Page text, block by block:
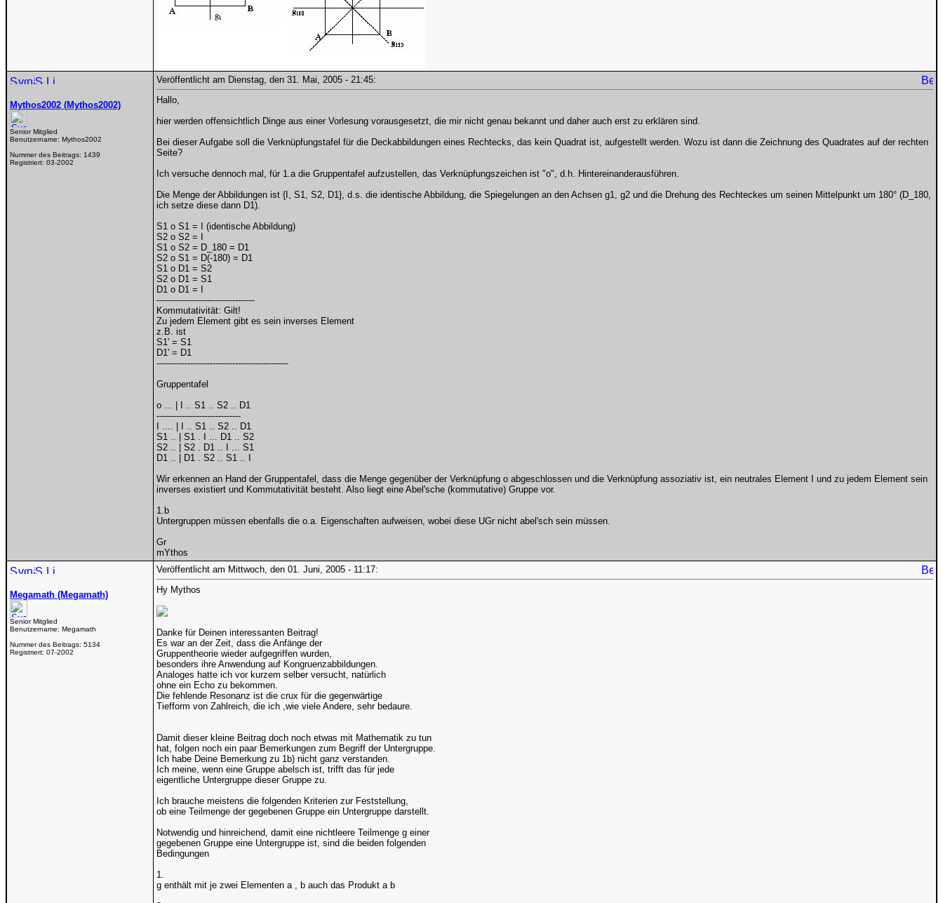
Mythos2002 (Mythos2002)
Senior Mitglied
Benutzername: Mythos2002
Nummer des Beitrags: 1439
Registriert: 03-2002
Veröffentlicht am Dienstag, den 31. Mai, 2005 - 21:45:
Hallo,
hier werden offensichtlich Dinge aus einer Vorlesung vorausgesetzt, die mir nicht genau bekannt und daher auch erst zu erklären sind.
Bei dieser Aufgabe soll die Verknüpfungstafel für die Deckabbildungen eines Rechtecks, das kein Quadrat ist, aufgestellt werden. Wozu ist dann die Zeichnung des Quadrates auf der rechten
Seite?
Ich versuche dennoch mal, für 1.a die Gruppentafel aufzustellen, das Verknüpfungszeichen ist "o", d.h. Hintereinanderausführen.
Die Menge der Abbildungen ist {I, S1, S2, D1}, d.s. die identische Abbildung, die Spiegelungen an den Achsen g1, g2 und die Drehung des Rechteckes um seinen Mittelpunkt um 180° (D_180,
ich setze diese dann D1).
S1 o S1 = I (identische Abbildung)
S2 o S2 = I
S1 o S2 = D_180 = D1
S2 o S1 = D(-180) = D1
S1 o D1 = S2
S2 o D1 = S1
D1 o D1 = I
-----------------------------------
Kommutativität: Gilt!
Zu jedem Element gibt es sein inverses Element
z.B. ist
S1' = S1
D1' = D1
-----------------------------------------------
Gruppentafel
o ... | I .. S1 .. S2 .. D1
------------------------------
I .... | I .. S1 .. S2 .. D1
S1 .. | S1 . I ... D1 .. S2
S2 .. | S2 . D1 .. I ... S1
D1 .. | D1 . S2 .. S1 .. I
Wir erkennen an Hand der Gruppentafel, dass die Menge gegenüber der Verknüpfung o abgeschlossen und die Verknüpfung assoziativ ist, ein neutrales Element I und zu jedem Element sein
inverses existiert und Kommutativität besteht. Also liegt eine Abel'sche (kommutative) Gruppe vor.
1.b
Untergruppen müssen ebenfalls die o.a. Eigenschaften aufweisen, wobei diese UGr nicht abel'sch sein müssen.
Gr
mYthos
Megamath (Megamath)
Senior Mitglied
Benutzername: Megamath
Nummer des Beitrags: 5134
Registriert: 07-2002
Veröffentlicht am Mittwoch, den 01. Juni, 2005 - 11:17:
Hy Mythos
Danke für Deinen interessanten Beitrag!
Es war an der Zeit, dass die Anfänge der
Gruppentheorie wieder aufgegriffen wurden,
besonders ihre Anwendung auf Kongruenzabbildungen.
Analoges hatte ich vor kurzem selber versucht, natürlich
ohne ein Echo zu bekommen.
Die fehlende Resonanz ist die crux für die gegenwärtige
Tiefform von Zahlreich, die ich ,wie viele Andere, sehr bedaure.
Damit dieser kleine Beitrag doch noch etwas mit Mathematik zu tun
hat, folgen noch ein paar Bemerkungen zum Begriff der Untergruppe.
Ich habe Deine Bemerkung zu 1b) nicht ganz verstanden.
Ich meine, wenn eine Gruppe abelsch ist, trifft das für jede
eigentliche Untergruppe dieser Gruppe zu.
Ich brauche meistens die folgenden Kriterien zur Feststellung,
ob eine Teilmenge der gegebenen Gruppe ein Untergruppe darstellt.
Notwendig und hinreichend, damit eine nichtleere Teilmenge g einer
gegebenen Gruppe eine Untergruppe ist, sind die beiden folgenden
Bedingungen
1.
g enthält mit je zwei Elementen a , b auch das Produkt a b